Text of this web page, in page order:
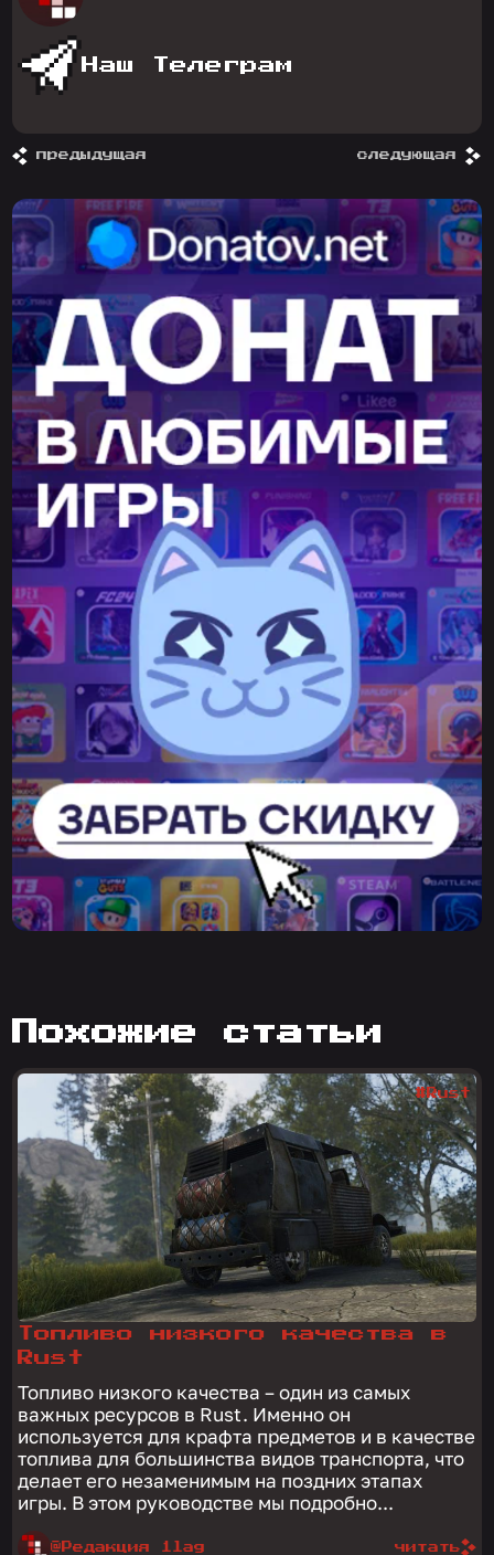
Наш Телеграм
предыдущая следующая
похожие статьи
Топливо низкого качества в
Rust
Топливо низкого качества – один из самых
важных ресурсов в Rust. Именно он
используется для крафта предметов и в качестве
топлива для большинства видов транспорта, что
делает его незаменимым на поздних этапах
игры. В этом руководстве мы подробно...
@Редакция 1lag
#Rust
читать